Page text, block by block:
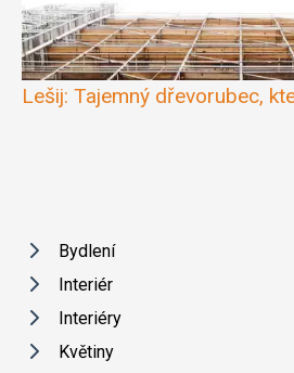
Lešij: Tajemný dřevorubec,
Bydlení
Interiér
Interiéry
Květiny